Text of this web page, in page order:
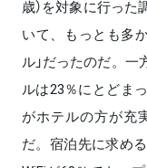
歳）を対象に行っ
いて、もっとも多
ル」だったのだ。
ルは23％にとどま
がホテルの方が充
だ。宿泊先に求め